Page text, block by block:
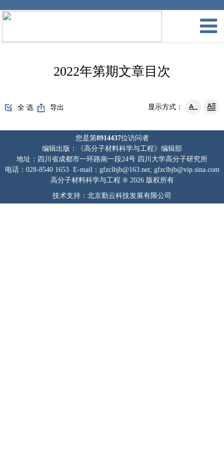
2022年第期文章目次
全 选 导出 显示方式：
您是第8914437位访问者
编辑出版：《高分子材料科学与工程》编辑部
地址：四川省成都市一环路南一段24号 四川大学高分子研究所
电话：028-8540 1653 E-mail：gfzclbjb@163.net; gfzclbjb@vip.sina.com
高分子材料科学与工程 ® 2026 版权所有
技术支持：北京勤云科技发展有限公司